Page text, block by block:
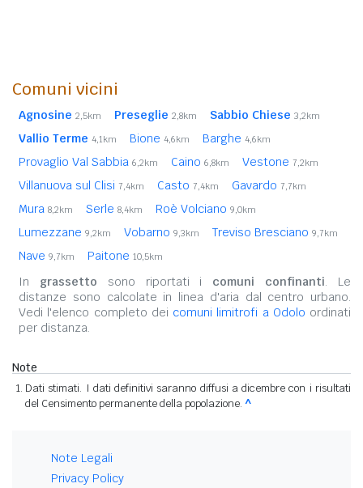
Comuni vicini
Agnosine 2,5km Preseglie 2,8km Sabbio Chiese 3,2km
Vallio Terme 4,1km Bione 4,6km Barghe 4,6km
Provaglio Val Sabbia 6,2km Caino 6,8km Vestone 7,2km
Villanuova sul Clisi 7,4km Casto 7,4km Gavardo 7,7km
Mura 8,2km Serle 8,4km Roè Volciano 9,0km
Lumezzane 9,2km Vobarno 9,3km Treviso Bresciano 9,7km
Nave 9,7km Paitone 10,5km
In grassetto sono riportati i comuni confinanti. Le
distanze sono calcolate in linea d'aria dal centro urbano.
Vedi l'elenco completo dei comuni limitrofi a Odolo ordinati
per distanza.
Note
Dati stimati. I dati definitivi saranno diffusi a dicembre con i risultati
del Censimento permanente della popolazione. ^
Note Legali
Privacy Policy